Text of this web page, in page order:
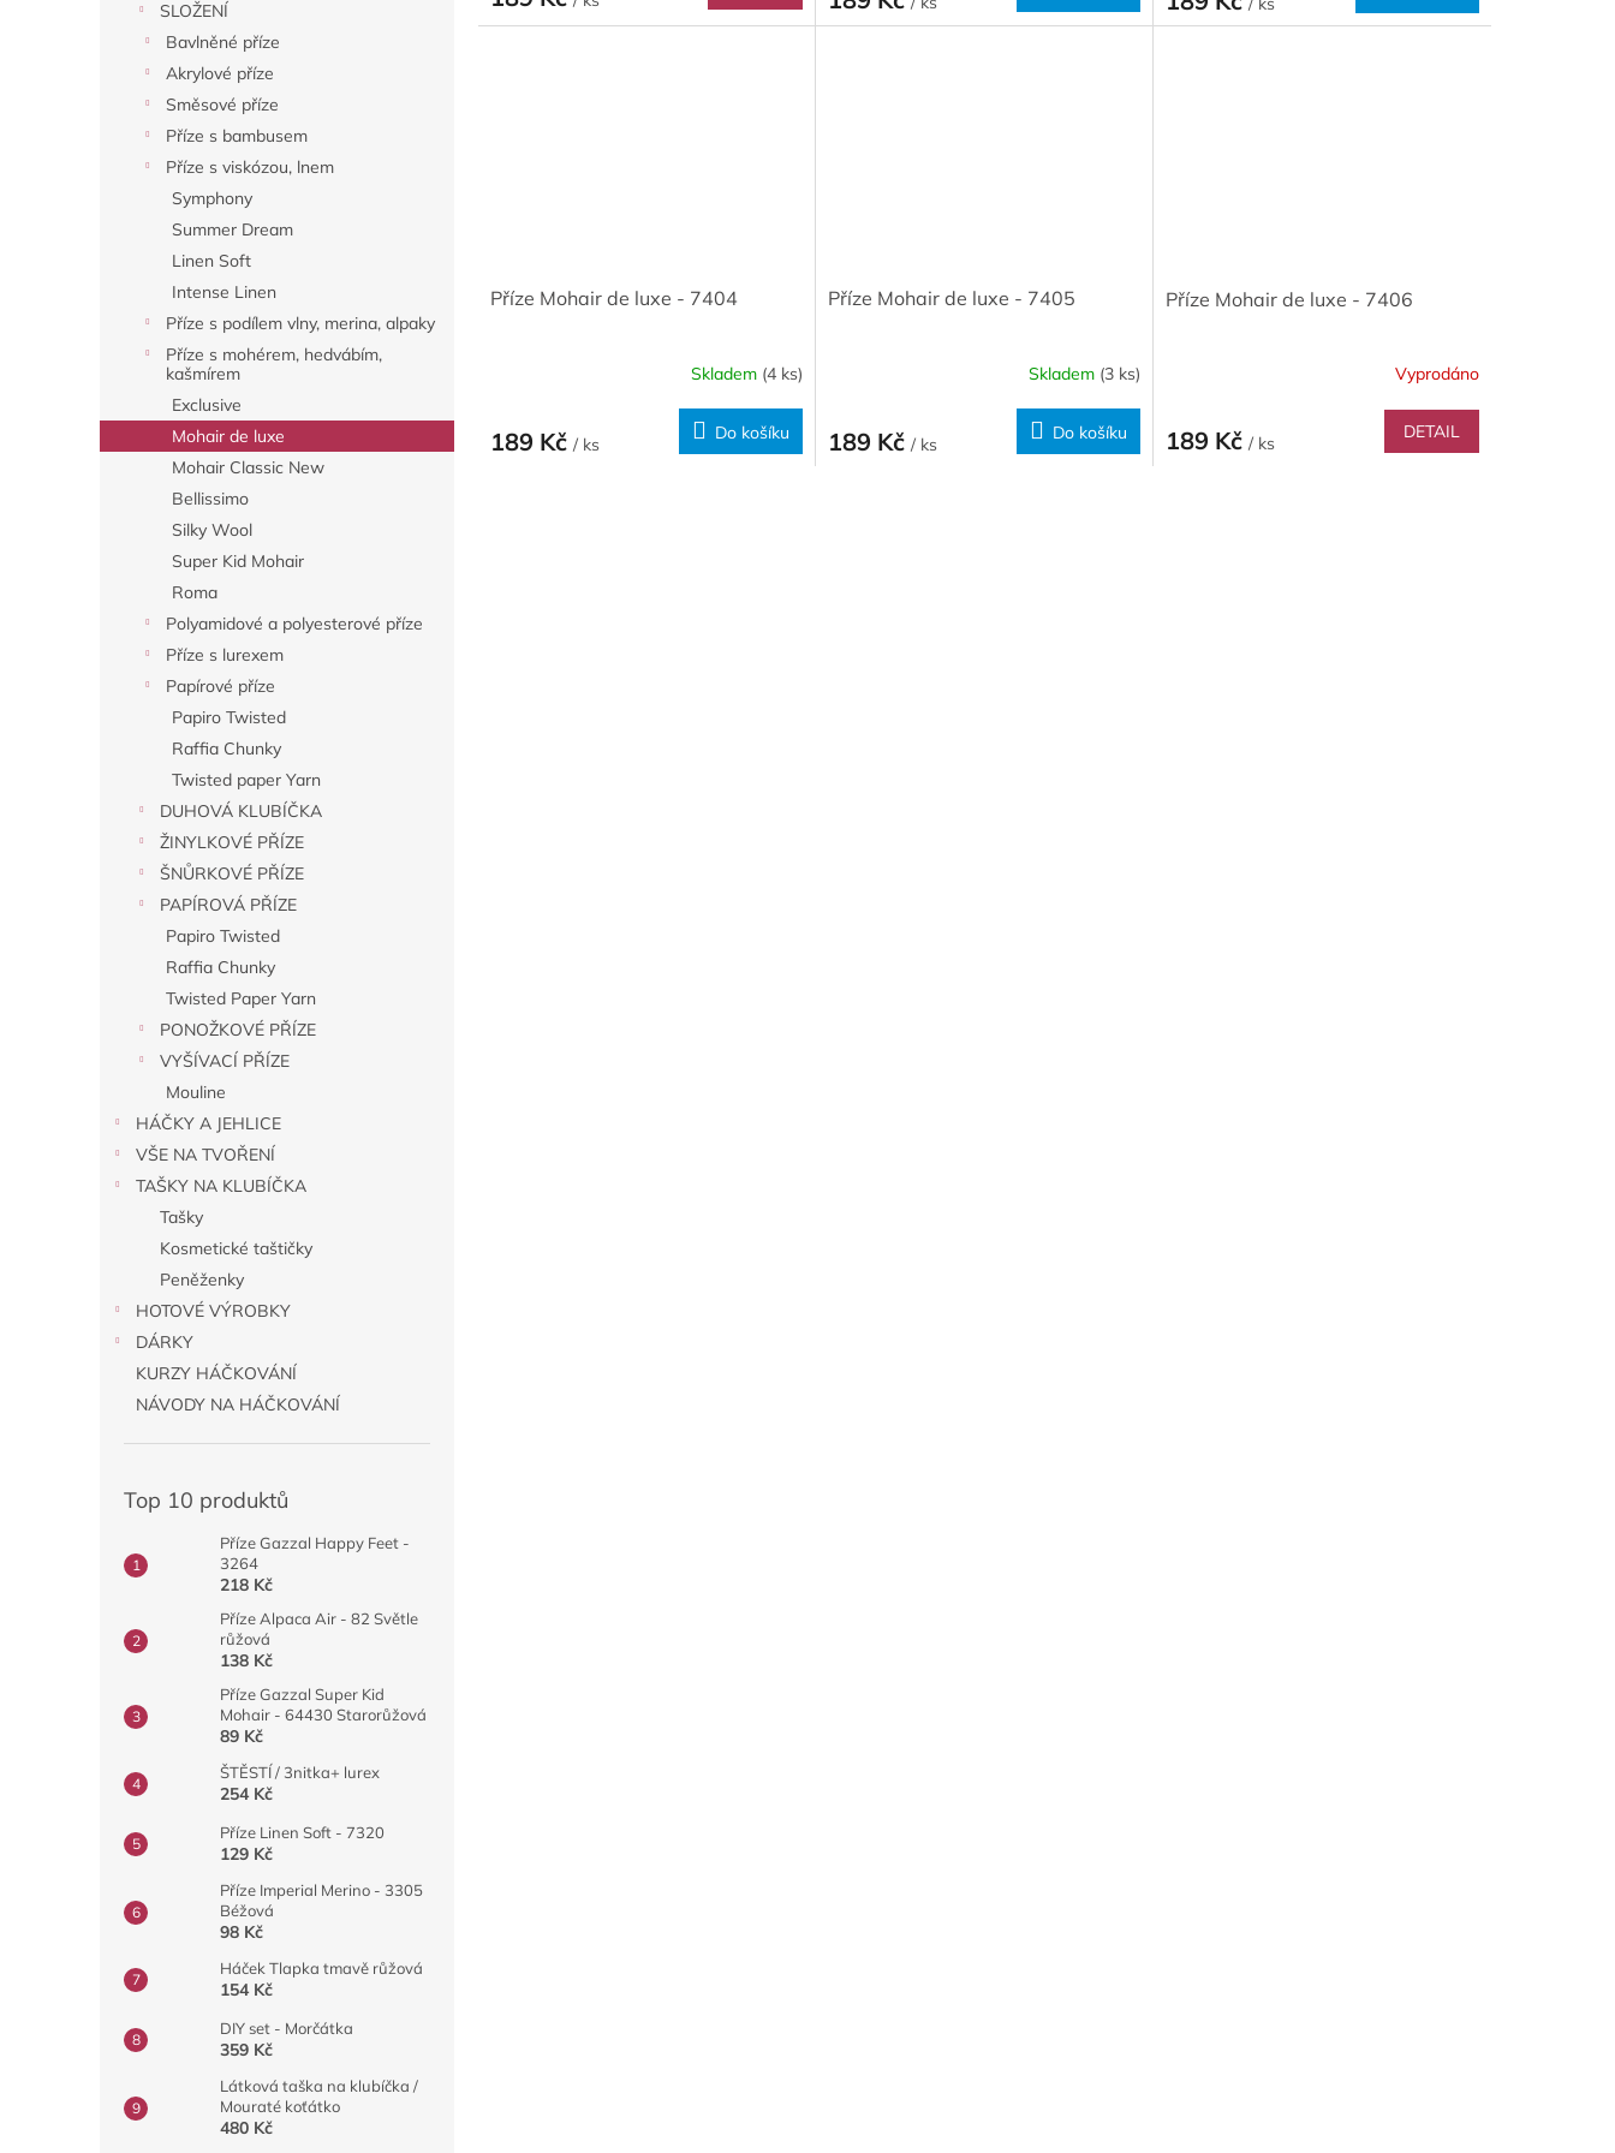
SLOŽENÍ
Bavlněné příze
Akrylové příze
Směsové příze
Příze s bambusem
Příze s viskózou, lnem
Symphony
Summer Dream
Linen Soft
Intense Linen
Příze s podílem vlny, merina, alpaky
Příze s mohérem, hedvábím,
kašmírem
Exclusive
Mohair de luxe
Mohair Classic New
Bellissimo
Silky Wool
Super Kid Mohair
Roma
Polyamidové a polyesterové příze
Příze s lurexem
Papírové příze
Papiro Twisted
Raffia Chunky
Twisted paper Yarn
DUHOVÁ KLUBÍČKA
ŽINYLKOVÉ PŘÍZE
ŠNŮRKOVÉ PŘÍZE
PAPÍROVÁ PŘÍZE
Papiro Twisted
Raffia Chunky
Twisted Paper Yarn
PONOŽKOVÉ PŘÍZE
VYŠÍVACÍ PŘÍZE
Mouline
HÁČKY A JEHLICE
VŠE NA TVOŘENÍ
TAŠKY NA KLUBÍČKA
Tašky
Kosmetické taštičky
Peněženky
HOTOVÉ VÝROBKY
DÁRKY
KURZY HÁČKOVÁNÍ
NÁVODY NA HÁČKOVÁNÍ
Top 10 produktů
Příze Gazzal Happy Feet -
3264
218 Kč
Příze Alpaca Air - 82 Světle
růžová
138 Kč
Příze Gazzal Super Kid
Mohair - 64430 Starorůžová
89 Kč
ŠTĚSTÍ / 3nitka+ lurex
254 Kč
Příze Linen Soft - 7320
129 Kč
Příze Imperial Merino - 3305
Béžová
98 Kč
Háček Tlapka tmavě růžová
154 Kč
DIY set - Morčátka
359 Kč
Látková taška na klubíčka /
Mouraté koťátko
480 Kč
Příze Mohair de luxe - 7404
Skladem (4 ks)
189 Kč / ks
Do košíku
Příze Mohair de luxe - 7405
Skladem (3 ks)
189 Kč / ks
Do košíku
Příze Mohair de luxe - 7406
Vyprodáno
189 Kč / ks
DETAIL